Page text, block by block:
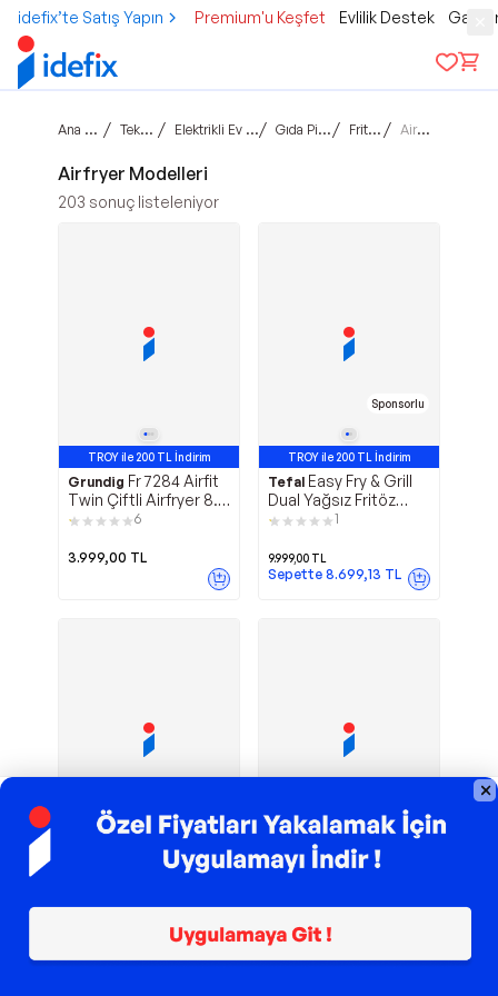
idefix’te Satış Yapın Premium'u Keşfet Evlilik Destek
Ana sayfa / Teknoloji / Elektrikli Ev Aletleri / Gıda Pişirme / Fritözler / Airfryer
Airfryer Modelleri
203 sonuç listeleniyor
TROY ile 200 TL İndirim
Grundig Fr 7284 Airfit
Twin Çiftli Airfryer 8.5
lt Yağsız Fritöz
6
3.999,00 TL
Sponsorlu
TROY ile 200 TL İndirim
Tefal Easy Fry & Grill
Dual Yağsız Fritöz
1510002423
1
9.999,00 TL
Sepette 8.699,13 TL
TROY ile 200 TL İndirim
Mi Smart Air
TROY ile 200 TL İndirim
Philips